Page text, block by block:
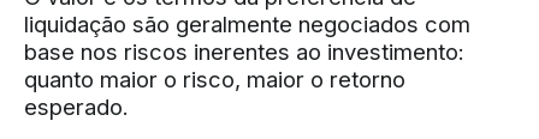
liquidação são geralmente negociados com
base nos riscos inerentes ao investimento:
quanto maior o risco, maior o retorno
esperado.